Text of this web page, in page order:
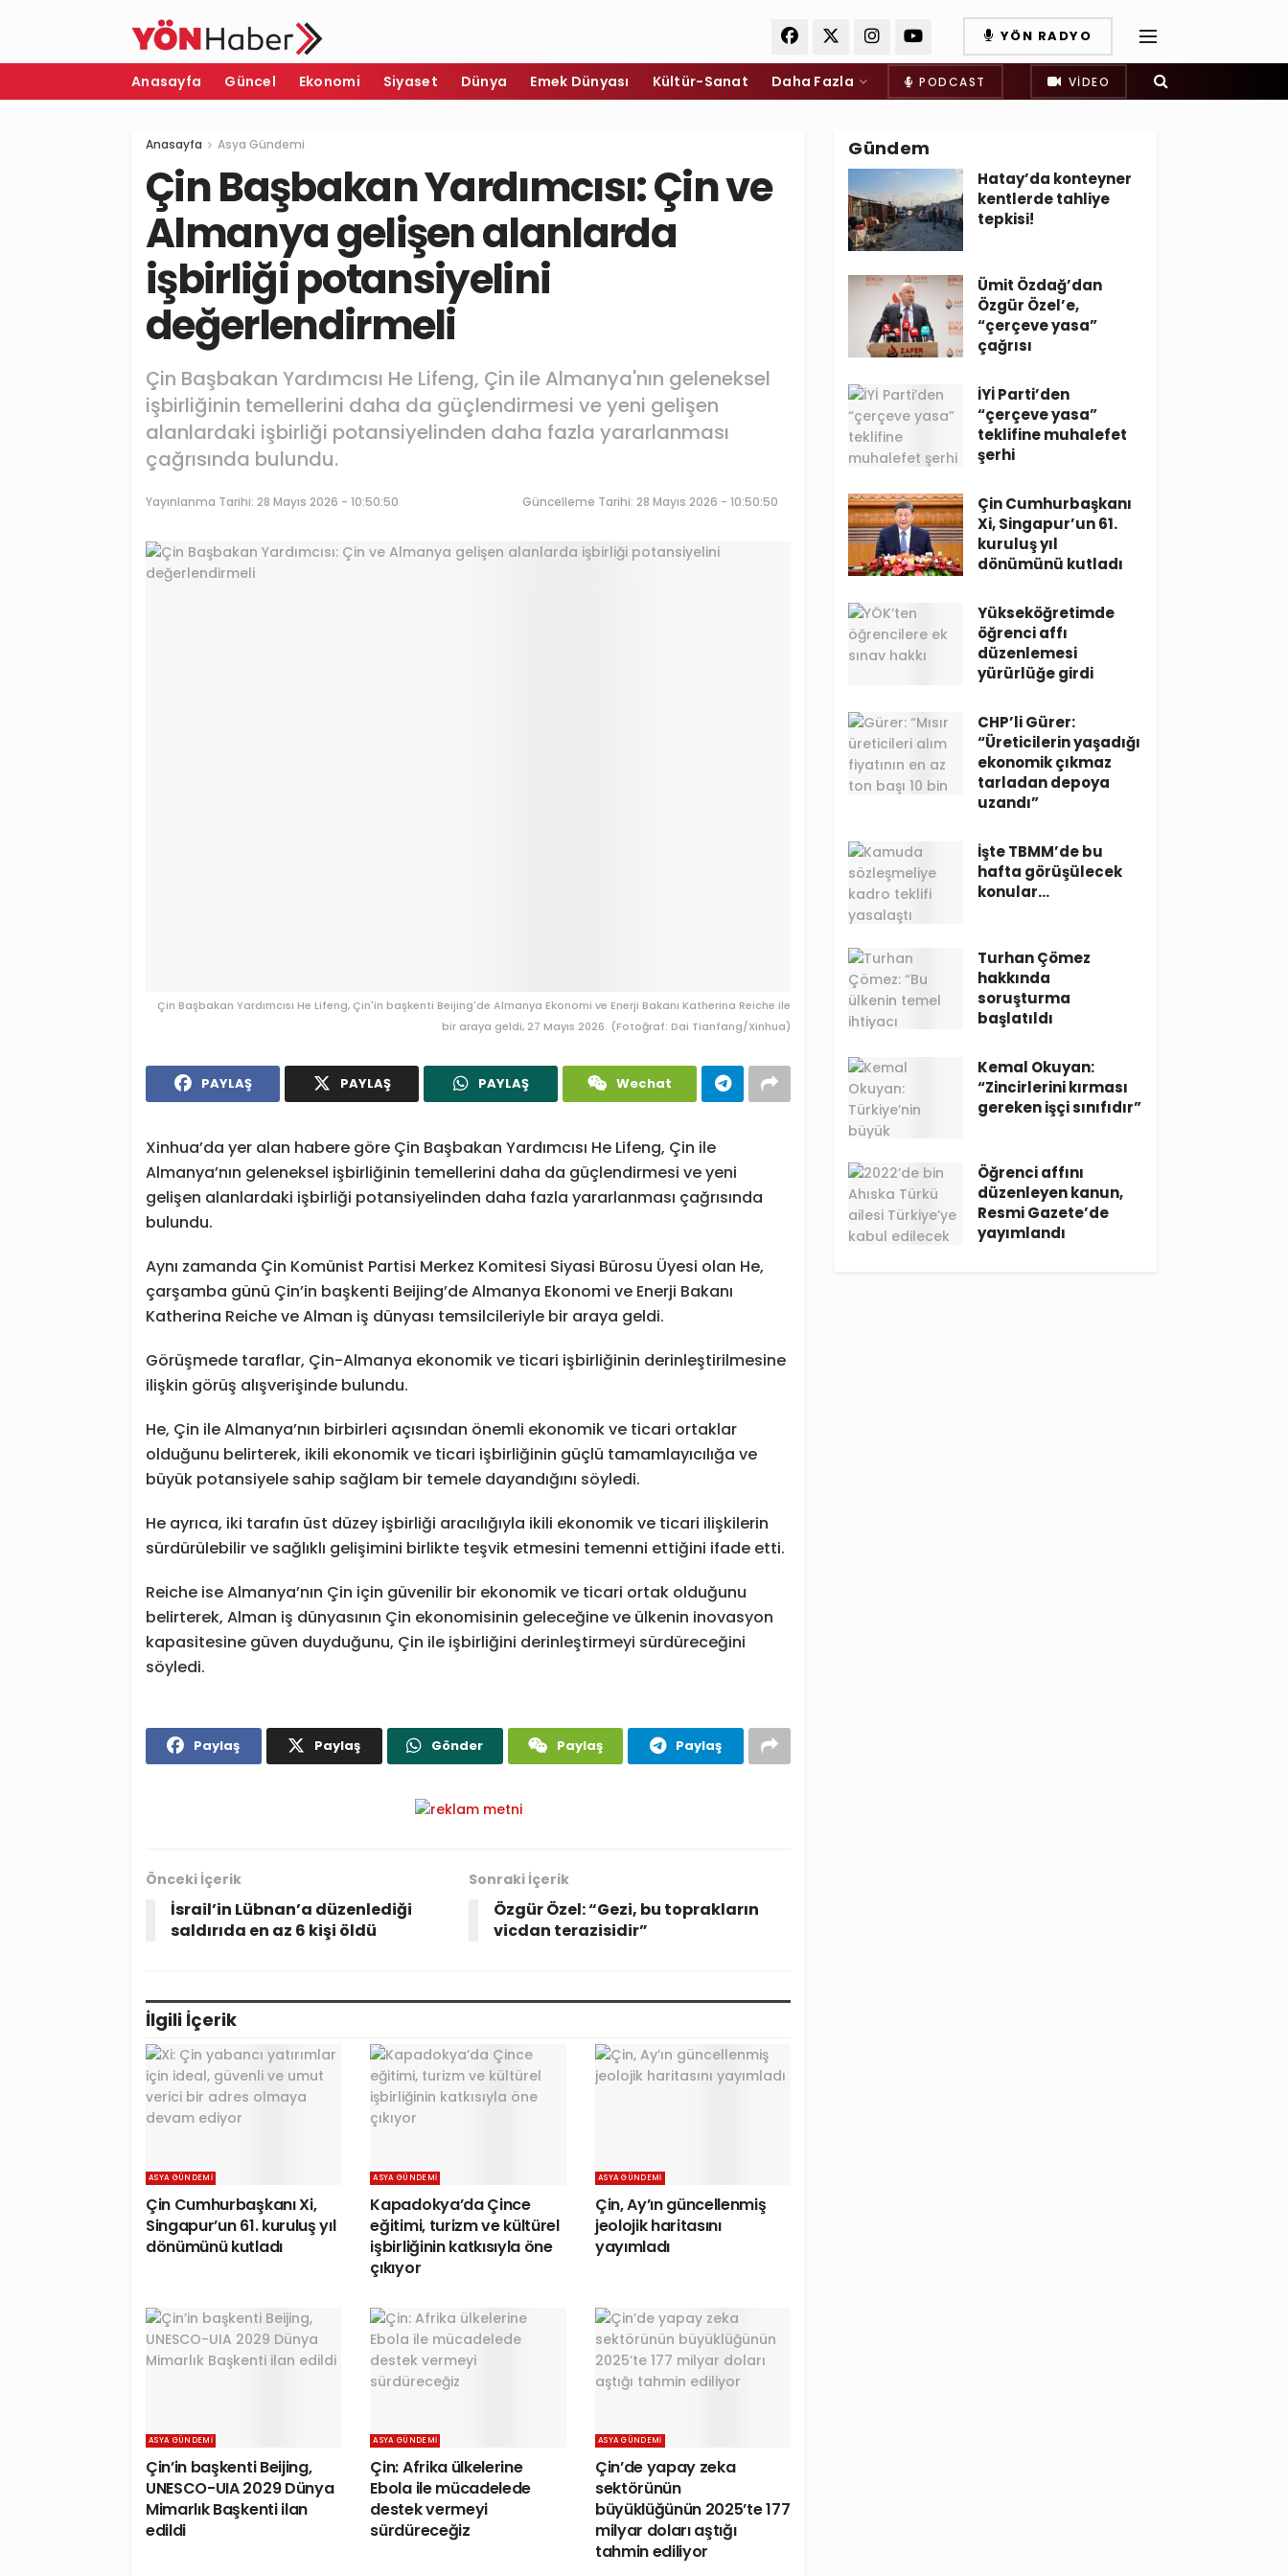
YÖN RADYO
Anasayfa Güncel Ekonomi Siyaset Dünya Emek Dünyası Kültür-Sanat Daha Fazla PODCAST VIDEO
Anasayfa Asya Gündemi
Çin Başbakan Yardımcısı: Çin ve
Almanya gelişen alanlarda
işbirliği potansiyelini
değerlendirmeli
Çin Başbakan Yardımcısı He Lifeng, Çin ile Almanya'nın geleneksel
işbirliğinin temellerini daha da güçlendirmesi ve yeni gelişen
alanlardaki işbirliği potansiyelinden daha fazla yararlanması
çağrısında bulundu.
Yayınlanma Tarihi: 28 Mayıs 2026 - 10:50:50 Güncelleme Tarihi: 28 Mayıs 2026 - 10:50:50
Çin Başbakan Yardımcısı He Lifeng, Çin'in başkenti Beijing'de Almanya Ekonomi ve Enerji Bakanı Katherina Reiche ile
bir araya geldi, 27 Mayıs 2026. (Fotoğraf: Dai Tianfang/Xinhua)
PAYLAŞ PAYLAŞ PAYLAŞ Wechat
Xinhua’da yer alan habere göre Çin Başbakan Yardımcısı He Lifeng, Çin ile
Almanya’nın geleneksel işbirliğinin temellerini daha da güçlendirmesi ve yeni
gelişen alanlardaki işbirliği potansiyelinden daha fazla yararlanması çağrısında
bulundu.
Aynı zamanda Çin Komünist Partisi Merkez Komitesi Siyasi Bürosu Üyesi olan He,
çarşamba günü Çin’in başkenti Beijing’de Almanya Ekonomi ve Enerji Bakanı
Katherina Reiche ve Alman iş dünyası temsilcileriyle bir araya geldi.
Görüşmede taraflar, Çin-Almanya ekonomik ve ticari işbirliğinin derinleştirilmesine
ilişkin görüş alışverişinde bulundu.
He, Çin ile Almanya’nın birbirleri açısından önemli ekonomik ve ticari ortaklar
olduğunu belirterek, ikili ekonomik ve ticari işbirliğinin güçlü tamamlayıcılığa ve
büyük potansiyele sahip sağlam bir temele dayandığını söyledi.
He ayrıca, iki tarafın üst düzey işbirliği aracılığıyla ikili ekonomik ve ticari ilişkilerin
sürdürülebilir ve sağlıklı gelişimini birlikte teşvik etmesini temenni ettiğini ifade etti.
Reiche ise Almanya’nın Çin için güvenilir bir ekonomik ve ticari ortak olduğunu
belirterek, Alman iş dünyasının Çin ekonomisinin geleceğine ve ülkenin inovasyon
kapasitesine güven duyduğunu, Çin ile işbirliğini derinleştirmeyi sürdüreceğini
söyledi.
Paylaş Paylaş Gönder Paylaş Paylaş
Önceki İçerik
İsrail’in Lübnan’a düzenlediği
saldırıda en az 6 kişi öldü
Sonraki İçerik
Özgür Özel: “Gezi, bu toprakların
vicdan terazisidir”
İlgili İçerik
ASYA GÜNDEMI
Çin Cumhurbaşkanı Xi,
Singapur’un 61. kuruluş yıl
dönümünü kutladı
ASYA GÜNDEMI
Kapadokya’da Çince
eğitimi, turizm ve kültürel
işbirliğinin katkısıyla öne
çıkıyor
ASYA GÜNDEMI
Çin, Ay’ın güncellenmiş
jeolojik haritasını
yayımladı
ASYA GÜNDEMI
Çin’in başkenti Beijing,
UNESCO-UIA 2029 Dünya
Mimarlık Başkenti ilan
edildi
ASYA GÜNDEMI
Çin: Afrika ülkelerine
Ebola ile mücadelede
destek vermeyi
sürdüreceğiz
ASYA GÜNDEMI
Çin’de yapay zeka
sektörünün
büyüklüğünün 2025’te 177
milyar doları aştığı
tahmin ediliyor
Gündem
Hatay’da konteyner
kentlerde tahliye
tepkisi!
Ümit Özdağ’dan
Özgür Özel’e,
“çerçeve yasa”
çağrısı
İYİ Parti’den
“çerçeve yasa”
teklifine muhalefet
şerhi
Çin Cumhurbaşkanı
Xi, Singapur’un 61.
kuruluş yıl
dönümünü kutladı
Yükseköğretimde
öğrenci affı
düzenlemesi
yürürlüğe girdi
CHP’li Gürer:
“Üreticilerin yaşadığı
ekonomik çıkmaz
tarladan depoya
uzandı”
İşte TBMM’de bu
hafta görüşülecek
konular…
Turhan Çömez
hakkında
soruşturma
başlatıldı
Kemal Okuyan:
“Zincirlerini kırması
gereken işçi sınıfıdır”
Öğrenci affını
düzenleyen kanun,
Resmi Gazete’de
yayımlandı